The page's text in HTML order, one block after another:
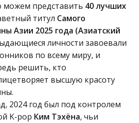
можем представить 40 лучших
титул Самого
Азии 2025 года (Азиатский
личности завоевали
по всему миру, и
решить, кто
высшую красоту
2024 год был под контролем
K-pop Ким Тэхёна, чьи